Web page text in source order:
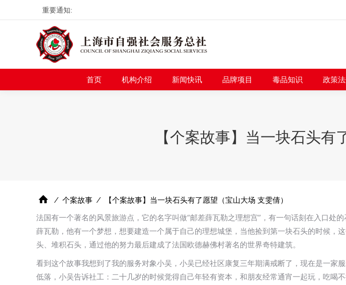
重要通知:
首页 机构介绍 新闻快讯 品牌项目 毒品知识 政策
【个案故事】当一块石头有
⁄ 个案故事 ⁄
【个案故事】当一块石头有了愿望（宝山大场 支雯倩）
法国有一个著名的风景旅游点，它的名字叫做“邮差薛瓦勒之理想宫”，有一句话刻在入口处
薛瓦勒，他有一个梦想，想要建造一个属于自己的理想城堡，当他捡到第一块石头的时候
头、堆积石头，通过他的努力最后建成了法国欧德赫佛村著名的世界奇特建筑。
看到这个故事我想到了我的服务对象小吴，小吴已经社区康复三年期满戒断了，现在是一
低落，小吴告诉社工：二十几岁的时候觉得自己年轻有资本，和朋友经常通宵一起玩，吃
首页 机构介绍 新闻快讯 品牌项目 毒品知识